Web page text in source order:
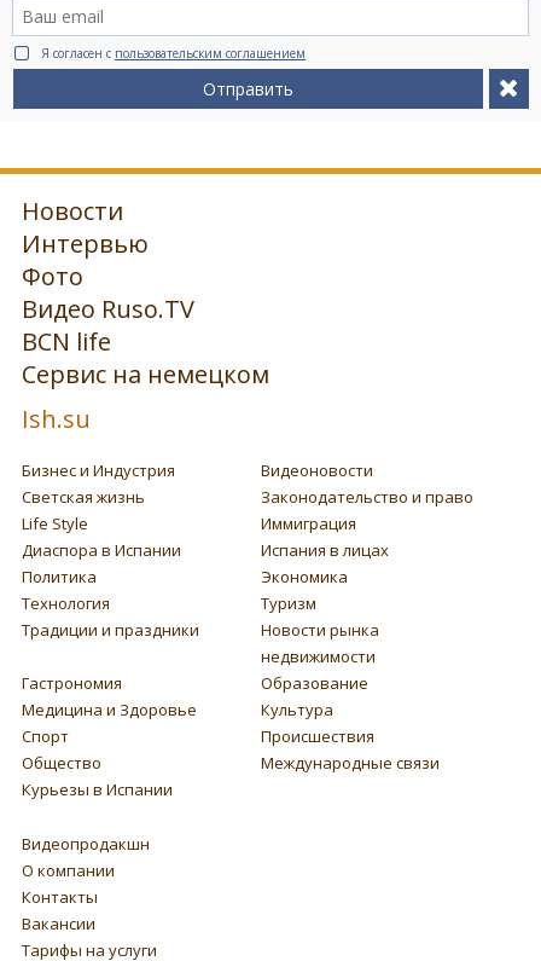
Я согласен с пользовательским соглашением
Отправить
Новости
Интервью
Фото
Видео Ruso.TV
BCN life
Сервис на немецком
Ish.su
Бизнес и Индустрия
Видеоновости
Светская жизнь
Законодательство и право
Life Style
Иммиграция
Диаспора в Испании
Испания в лицах
Политика
Экономика
Технология
Туризм
Традиции и праздники
Новости рынка
недвижимости
Гастрономия
Образование
Медицина и Здоровье
Культура
Спорт
Происшествия
Общество
Международные связи
Курьезы в Испании
Видеопродакшн
О компании
Контакты
Вакансии
Тарифы на услуги